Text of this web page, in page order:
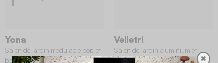
Yona
Salon de jardin modulable bois et
bouclette 5 places beige
Velletri
Salon de jardin aluminium et
résine 5 places gris foncé
✖